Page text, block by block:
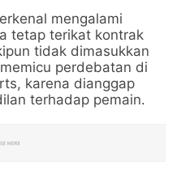
mengalami
tetap terikat kontrak
tidak dimasukkan
perdebatan di
karena dianggap
terhadap pemain.